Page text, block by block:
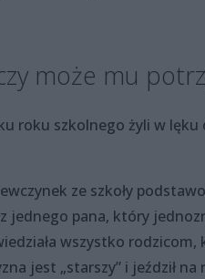
może mu
roku szkolnego żyli w lęku
ze szkoły
jednego pana, który
wszystko rodzicom,
jest „starszy” i jeździł na